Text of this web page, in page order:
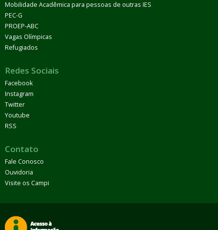
Mobilidade Acadêmica para pessoas de outras IES
PEC-G
PROEP-ABC
Vagas Olímpicas
Refugiados
Redes Sociais
Facebook
Instagram
Twitter
Youtube
RSS
Contato
Fale Conosco
Ouvidoria
Visite os Campi